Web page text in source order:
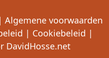
| Algemene voorwaarden
| Cookiebeleid |
DavidHosse.net